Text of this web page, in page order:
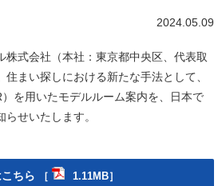
2024.05.09
株式会社（本社：東京都中央区、代表取
まい探しにおける新たな手法として、
を用いたモデルルーム案内を、日本で
せいたします。
ちら ［ 1.11MB］